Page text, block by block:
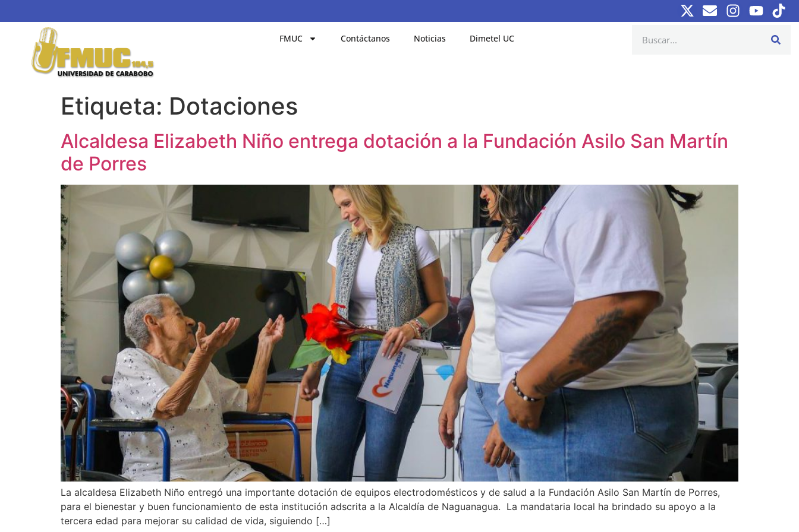
FMUC Contáctanos Noticias Dimetel UC
Etiqueta: Dotaciones
Alcaldesa Elizabeth Niño entrega dotación a la Fundación Asilo San Martín
de Porres
La alcaldesa Elizabeth Niño entregó una importante dotación de equipos electrodomésticos y de salud a la Fundación Asilo San Martín de Porres,
para el bienestar y buen funcionamiento de esta institución adscrita a la Alcaldía de Naguanagua. La mandataria local ha brindado su apoyo a la
tercera edad para mejorar su calidad de vida, siguiendo […]